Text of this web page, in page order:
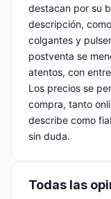
destacan por su
descripción,
colgantes y
postventa se
atentos, con
Los precios se
compra, tanto
describe como
sin duda.
Todas las